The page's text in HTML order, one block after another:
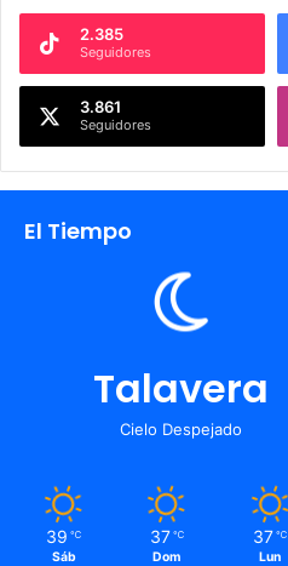
2.385
Seguidores
3.861
Seguidores
El Tiempo
Talavera
Cielo Despejado
39 ℃
Sáb
37 ℃
Dom
37 ℃
Lun